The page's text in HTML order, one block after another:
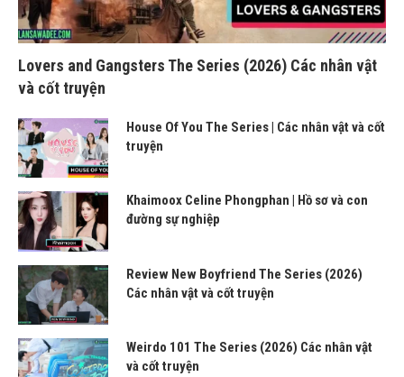
Lovers and Gangsters The Series (2026) Các nhân vật
và cốt truyện
House Of You The Series | Các nhân vật và cốt
truyện
Khaimoox Celine Phongphan | Hồ sơ và con
đường sự nghiệp
Review New Boyfriend The Series (2026)
Các nhân vật và cốt truyện
Weirdo 101 The Series (2026) Các nhân vật
và cốt truyện